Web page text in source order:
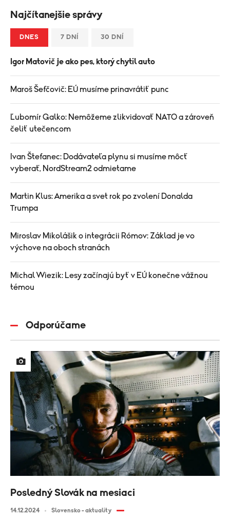
Najčítanejšie správy
DNES 7 DNÍ 30 DNÍ
Igor Matovič je ako pes, ktorý chytil auto
Maroš Šefčovič: EÚ musíme prinavrátiť punc
Ľubomír Galko: Nemôžeme zlikvidovať NATO a zároveň
čeliť utečencom
Ivan Štefanec: Dodávateľa plynu si musíme môcť
vyberať, NordStream2 odmietame
Martin Klus: Amerika a svet rok po zvolení Donalda
Trumpa
Miroslav Mikolášik o integrácii Rómov: Základ je vo
výchove na oboch stranách
Michal Wiezik: Lesy začínajú byť v EÚ konečne vážnou
témou
Odporúčame
Posledný Slovák na mesiaci
14.12.2024 Slovensko - aktuality